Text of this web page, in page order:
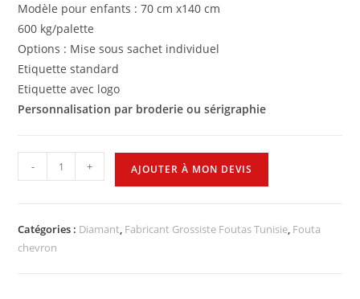
Modèle pour enfants : 70 cm x140 cm
600 kg/palette
Options : Mise sous sachet individuel
Etiquette standard
Etiquette avec logo
Personnalisation par broderie ou sérigraphie
- + AJOUTER À MON DEVIS
Catégories : Diamant, Fabricant Grossiste Foutas Tunisie, Fouta
chevron